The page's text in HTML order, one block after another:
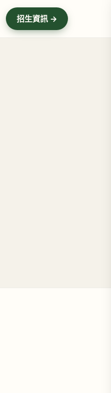
招生資訊 →